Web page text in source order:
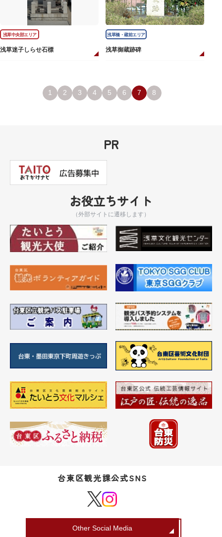
浅草中央部エリア
浅草迷子しらせ石標
浅草橋・蔵前エリア
浅草御蔵跡碑
1 2 3 4 5 6 7 8
PR
お役立ちサイト
（外部サイトに遷移します）
台東区観光課公式SNS
Other Social Media